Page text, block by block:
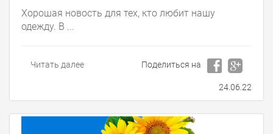
Хорошая новость для тех, кто любит нашу
одежду. В ...
Читать далее Поделиться на
24.06.22